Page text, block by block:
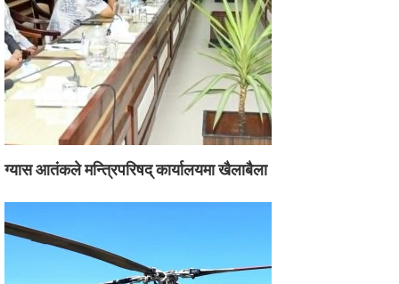
ग्यास आतंकले मन्त्रिपरिषद् कार्यालयमा खैलाबैला